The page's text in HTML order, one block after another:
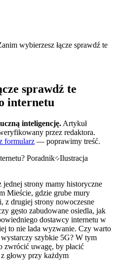
wybierzesz łącze sprawdź te
sprawdź te
internetu
inteligencję. Artykuł
przez redaktora.
formularz — poprawimy treść.
Ilustracja
strony mamy historyczne
Mieście, gdzie grube mury
drugiej strony nowoczesne
gęsto zabudowane osiedla, jak
dostawcy internetu w
to nie lada wyzwanie. Czy warto
szybkie 5G? W tym
zwrócić uwagę, by płacić
głowy przy każdym